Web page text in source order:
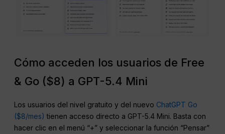
Cómo acceden los usuarios de Free
& Go ($8) a GPT-5.4 Mini
Los usuarios del nivel gratuito y del nuevo ChatGPT Go
($8/mes) tienen acceso directo a GPT-5.4 Mini. Basta con
hacer clic en el menú “+” y seleccionar la función “Pensar”